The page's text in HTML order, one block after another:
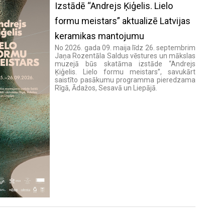
Izstādē “Andrejs Ķiģelis. Lielo
formu meistars” aktualizē Latvijas
keramikas mantojumu
No 2026. gada 09. maija līdz 26. septembrim
Jaņa Rozentāla Saldus vēstures un mākslas
muzejā būs skatāma izstāde “Andrejs
Ķiģelis. Lielo formu meistars”, savukārt
saistīto pasākumu programma pieredzama
Rīgā, Ādažos, Sesavā un Liepājā.